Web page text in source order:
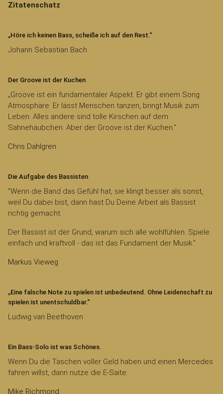
Zitatenschatz
„Höre ich keinen Bass, scheiße ich auf den Rest.“
Johann Sebastian Bach
Der Groove ist der Kuchen
„Groove ist ein fundamentaler Aspekt. Er gibt einem Song
Atmosphäre. Er lässt Menschen tanzen, bringt Musik zum
Leben. Alles andere sind tolle Kirschen auf dem
Sahnehäubchen. Aber der Groove ist der Kuchen.“
Chris Dahlgren
Die Aufgabe des Bassisten
"Wenn die Band das Gefühl hat, sie klingt besser als sonst,
weil Du dabei bist, dann hast Du Deine Arbeit als Bassist
richtig gemacht.
Der Bassist ist der Grund, warum sich alle wohlfühlen. Spiele
einfach und kraftvoll - das ist das Fundament der Musik."
Markus Vieweg
„Eine falsche Note zu spielen ist unbedeutend. Ohne Leidenschaft zu
spielen ist unentschuldbar.“
Ludwig van Beethoven
Ein Bass-Solo ist was Schönes.
Wenn Du die Taschen voller Geld haben und einen Mercedes
fahren willst, dann nutze die E-Saite.
Mike Richmond